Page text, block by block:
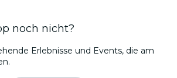
noch nicht?
Erlebnisse und Events, die am